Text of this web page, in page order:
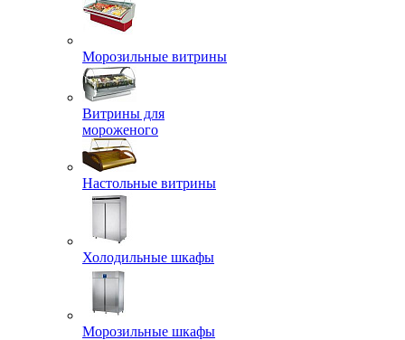
Морозильные витрины
Витрины для
мороженого
Настольные витрины
Холодильные шкафы
Морозильные шкафы